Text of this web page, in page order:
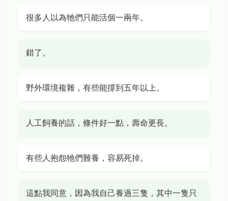
很多人以為牠們只能活個一兩年。
錯了。
野外環境複雜，有些能撐到五年以上。
人工飼養的話，條件好一點，壽命更長。
有些人抱怨牠們難養，容易死掉。
這點我同意，因為我自己養過三隻，其中一隻只